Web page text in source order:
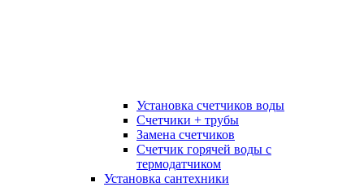
Установка счетчиков воды
Счетчики + трубы
Замена счетчиков
Счетчик горячей воды с
термодатчиком
Установка сантехники